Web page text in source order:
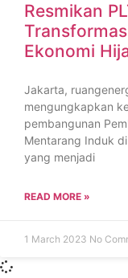
Resmikan
Ekonomi
Jakarta,
mengungkapkan
pembangunan
Mentarang Induk
yang menjadi
READ MORE »
1 March 2023 No